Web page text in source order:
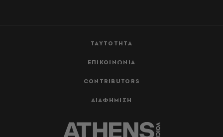
ΤΑΥΤΟΤΗΤΑ
ΕΠΙΚΟΙΝΩΝΙΑ
CONTRIBUTORS
ΔΙΑΦΗΜΙΣΗ